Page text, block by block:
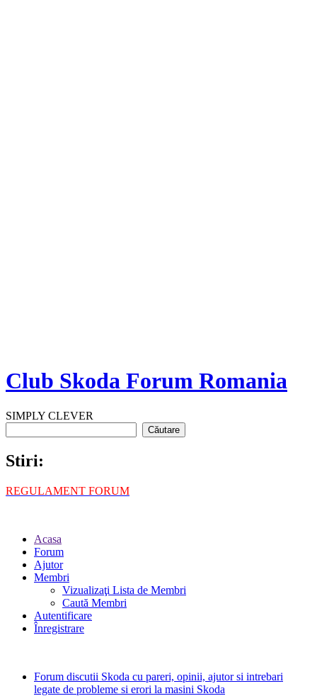
Club Skoda Forum Romania
SIMPLY CLEVER
Stiri:
REGULAMENT FORUM
Acasa
Forum
Ajutor
Membri
Vizualizaţi Lista de Membri
Caută Membri
Autentificare
Înregistrare
Forum discutii Skoda cu pareri, opinii, ajutor si intrebari
legate de probleme si erori la masini Skoda